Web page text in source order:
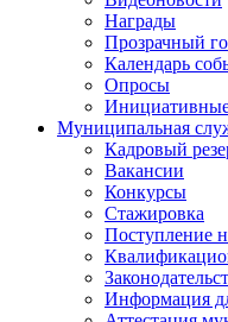
Награды
Прозрачный
Календарь
Опросы
Муниципальная
Кадровый
Вакансии
Конкурсы
Стажировка
Поступление
Информация